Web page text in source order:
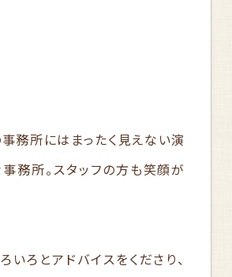
務所にはまったく見えない演
務所。スタッフの方も笑顔が
りでした。
ろとアドバイスをくださり、